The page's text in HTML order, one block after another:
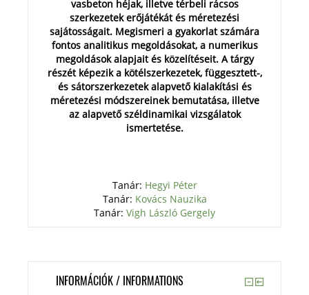
vasbeton héjak, illetve térbeli rácsos
szerkezetek erőjátékát és méretezési
sajátosságait. Megismeri a gyakorlat számára
fontos analitikus megoldásokat, a numerikus
megoldások alapjait és közelítéseit. A tárgy
részét képezik a kötélszerkezetek, függesztett-,
és sátorszerkezetek alapvető kialakítási és
méretezési módszereinek bemutatása, illetve
az alapvető széldinamikai vizsgálatok
ismertetése.
Tanár: Hegyi Péter
Tanár: Kovács Nauzika
Tanár: Vigh László Gergely
INFORMÁCIÓK / INFORMATIONS